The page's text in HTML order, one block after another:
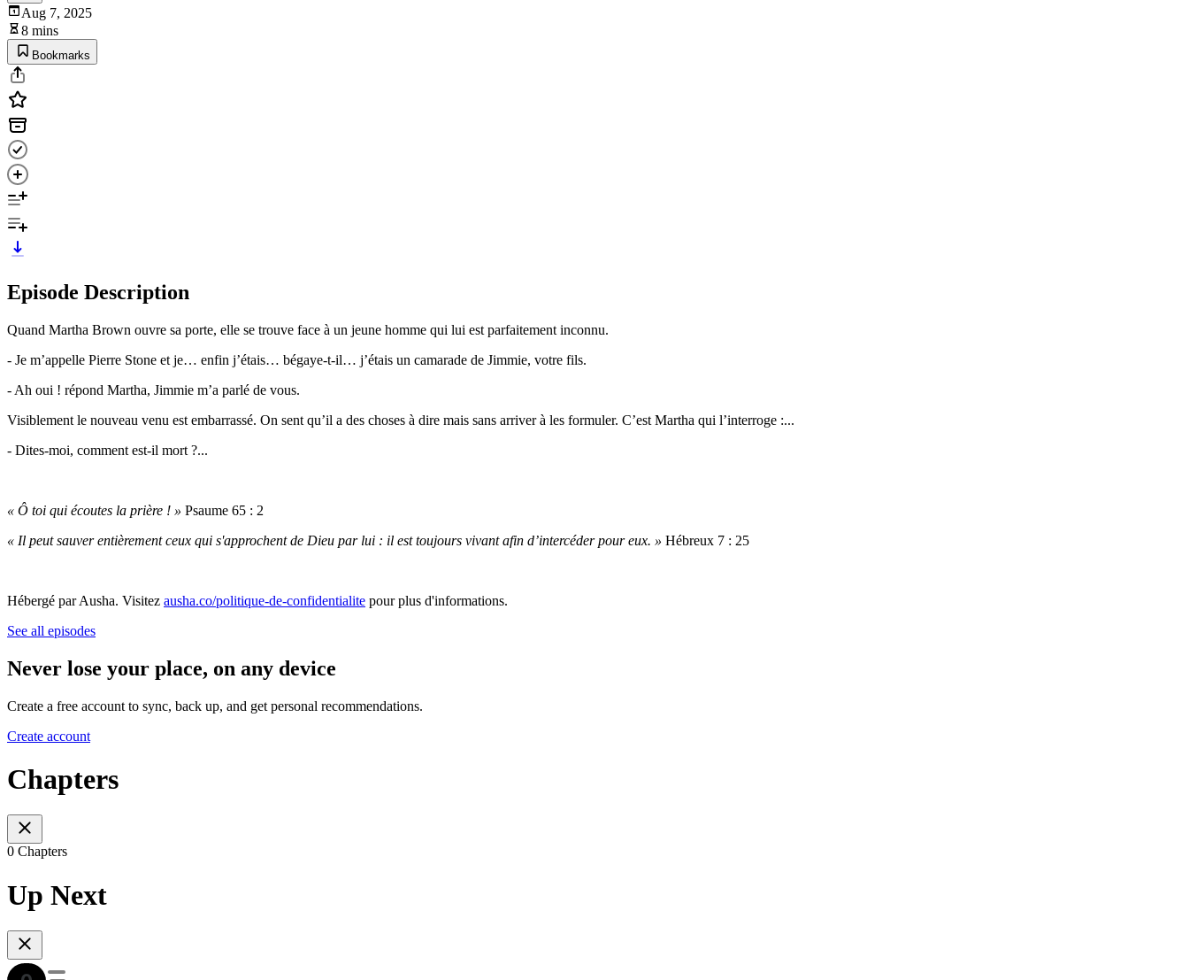
Aug 7, 2025
8 mins
Bookmarks
Episode Description
Quand Martha Brown ouvre sa porte, elle se trouve face à un jeune homme qui lui est parfaitement inconnu.
- Je m’appelle Pierre Stone et je… enfin j’étais… bégaye-t-il… j’étais un camarade de Jimmie, votre fils.
- Ah oui ! répond Martha, Jimmie m’a parlé de vous.
Visiblement le nouveau venu est embarrassé. On sent qu’il a des choses à dire mais sans arriver à les formuler. C’est Martha qui l’interroge :...
- Dites-moi, comment est-il mort ?...
« Ô toi qui écoutes la prière ! » Psaume 65 : 2
« Il peut sauver entièrement ceux qui s'approchent de Dieu par lui : il est toujours vivant afin d’intercéder pour eux. » Hébreux 7 : 25
Hébergé par Ausha. Visitez ausha.co/politique-de-confidentialite pour plus d'informations.
See all episodes
Never lose your place, on any device
Create a free account to sync, back up, and get personal recommendations.
Create account
Chapters
0 Chapters
Up Next